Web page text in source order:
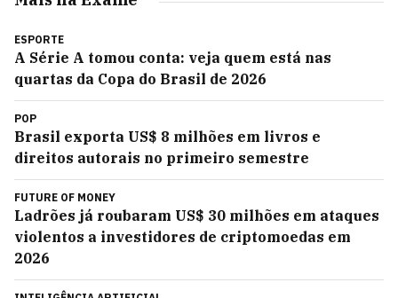
ESPORTE
A Série A tomou conta: veja quem está nas
quartas da Copa do Brasil de 2026
POP
Brasil exporta US$ 8 milhões em livros e
direitos autorais no primeiro semestre
FUTURE OF MONEY
Ladrões já roubaram US$ 30 milhões em ataques
violentos a investidores de criptomoedas em
2026